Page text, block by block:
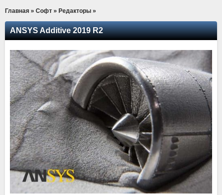
Главная » Софт » Редакторы »
ANSYS Additive 2019 R2